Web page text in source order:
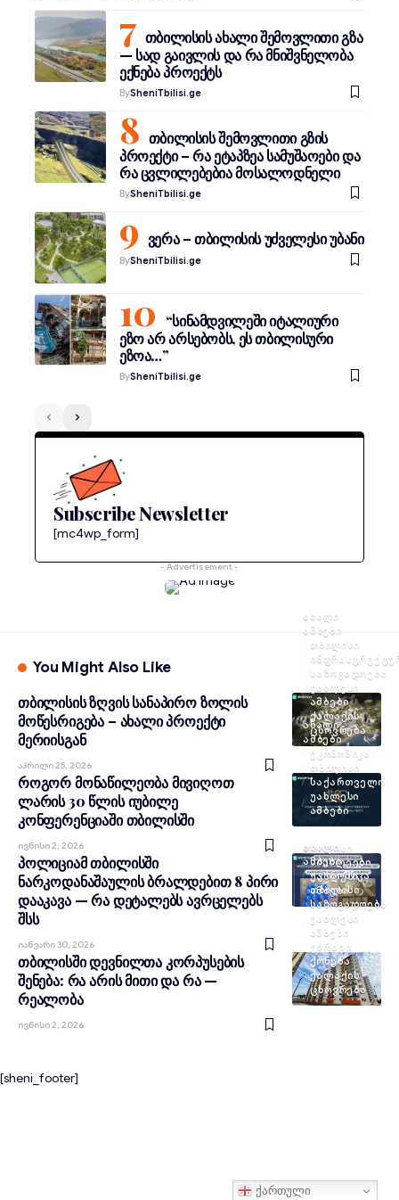
თბილისის ახალი შემოვლითი გზა
— სად გაივლის და რა მნიშვნელობა
ექნება პროექტს
BySheniTbilisi.ge
თბილისის შემოვლითი გზის
პროექტი – რა ეტაპზეა სამუშაოები და
რა ცვლილებებია მოსალოდნელი
BySheniTbilisi.ge
ვერა – თბილისის უძველესი უბანი
BySheniTbilisi.ge
“სინამდვილეში იტალიური
ეზო არ არსებობს, ეს თბილისური
ეზოა…”
BySheniTbilisi.ge
Subscribe Newsletter
[mc4wp_form]
- Advertisement -
You Might Also Like
ᲐᲮᲐᲚᲘ
ᲐᲛᲑᲔᲑᲘ
ᲗᲑᲘᲚᲘᲡᲘ
ᲡᲐᲖᲝᲒᲐᲓᲝᲔᲑᲐ
ᲣᲐᲮᲚᲔᲡᲘ
ᲐᲛᲑᲔᲑᲘ
ᲥᲐᲚᲐᲥᲘᲡ
ᲪᲮᲝᲕᲠᲔᲑᲐ
თბილისის ზღვის სანაპირო ზოლის
მოწესრიგება – ახალი პროექტი
მერიისგან
Აპრილი 25, 2026
ᲐᲮᲐᲚᲘ
ᲐᲛᲑᲔᲑᲘ
ᲔᲙᲝᲜᲝᲛᲘᲙᲐ
ᲗᲑᲘᲚᲘᲡᲘ
ᲡᲐᲥᲐᲠᲗᲕᲔᲚᲝ
ᲣᲐᲮᲚᲔᲡᲘ
ᲐᲛᲑᲔᲑᲘ
როგორ მონაწილეობა მივიღოთ
ლარის 30 წლის იუბილე
კონფერენციაში თბილისში
Ივნისი 2, 2026
ᲗᲑᲘᲚᲘᲡᲘ
ᲡᲘᲐᲮᲚᲔᲔᲑᲘ
ᲣᲐᲮᲚᲔᲡᲘ
ᲐᲛᲑᲔᲑᲘ
პოლიციამ თბილისში
ნარკოდანაშაულის ბრალდებით 8 პირი
დააკავა — რა დეტალებს ავრცელებს
შსს
Იანვარი 30, 2026
ᲐᲮᲐᲚᲘ
ᲐᲛᲑᲔᲑᲘ
ᲔᲙᲝᲜᲝᲛᲘᲙᲐ
ᲗᲑᲘᲚᲘᲡᲘ
ᲡᲐᲖᲝᲒᲐᲓᲝᲔᲑᲐ
ᲣᲐᲮᲚᲔᲡᲘ
ᲐᲛᲑᲔᲑᲘ
ᲣᲫᲠᲐᲕᲘ
ᲥᲝᲜᲔᲑᲐ
ᲥᲐᲚᲐᲥᲘᲡ
ᲪᲮᲝᲕᲠᲔᲑᲐ
თბილისში დევნილთა კორპუსების
შენება: რა არის მითი და რა —
რეალობა
Ივნისი 2, 2026
[sheni_footer]
ქართული